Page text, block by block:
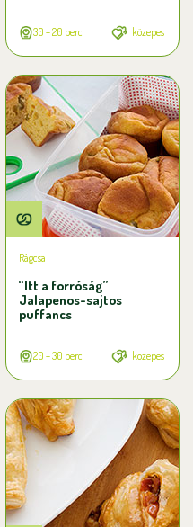
30 + 20 perc közepes
Rágcsa
“Itt a forróság”
Jalapenos-sajtos
puffancs
20 + 30 perc közepes